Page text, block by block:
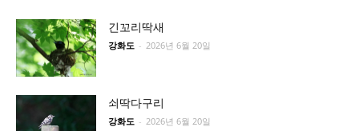
긴꼬리딱새
강화도 - 2026년 6월 20일
쇠딱다구리
강화도 - 2026년 6월 20일